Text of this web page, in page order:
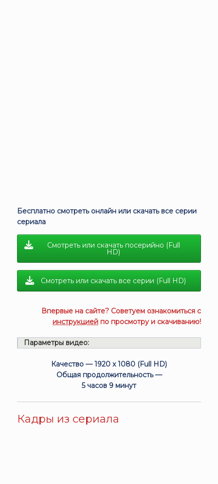
Бесплатно смотреть онлайн или скачать все серии
сериала
Смотреть или скачать посерийно (Full
HD)
Смотреть или скачать все серии (Full HD)
Впервые на сайте? Советуем ознакомиться с
инструкцией по просмотру и скачиванию!
Параметры видео:
Качество — 1920 x 1080 (Full HD)
Общая продолжительность —
5 часов 9 минут
Кадры из сериала